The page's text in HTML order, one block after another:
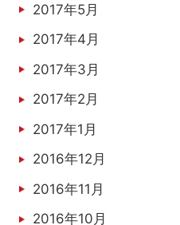
2017年5月
2017年4月
2017年3月
2017年2月
2017年1月
2016年12月
2016年11月
2016年10月